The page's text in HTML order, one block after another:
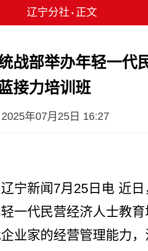
辽宁分社 • 正文
战部举办年轻一代
接力培训班
2025年07月25日 16:27
新闻7月25日电 近日
一代民营经济人士教
业家的经营管理能力